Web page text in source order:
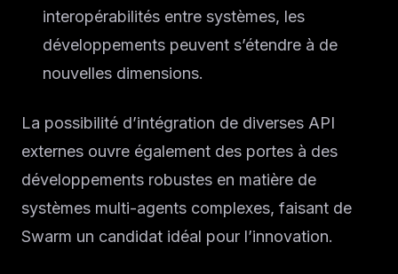
interopérabilités entre systèmes, les
développements peuvent s’étendre à de
nouvelles dimensions.
La possibilité d’intégration de diverses API
externes ouvre également des portes à des
développements robustes en matière de
systèmes multi-agents complexes, faisant de
Swarm un candidat idéal pour l’innovation.